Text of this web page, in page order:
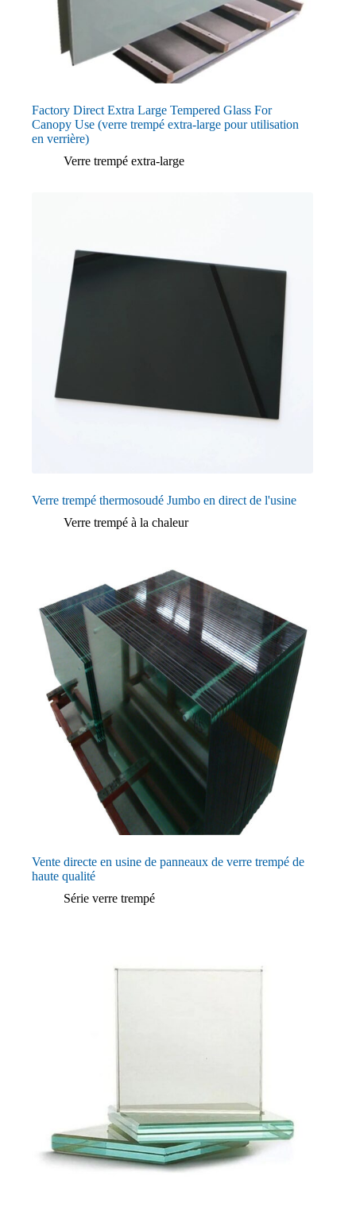
Factory Direct Extra Large Tempered Glass For
Canopy Use (verre trempé extra-large pour utilisation
en verrière)
Verre trempé extra-large
Verre trempé thermosoudé Jumbo en direct de l'usine
Verre trempé à la chaleur
Vente directe en usine de panneaux de verre trempé de
haute qualité
Série verre trempé